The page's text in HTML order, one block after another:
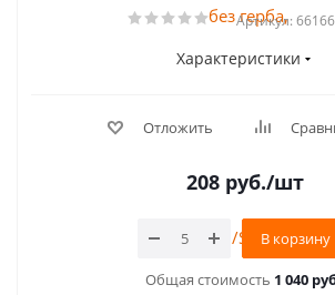
Артикул: 66166
Характеристики
Отложить
208руб./шт
В корзину
Общая стоимость 1 040